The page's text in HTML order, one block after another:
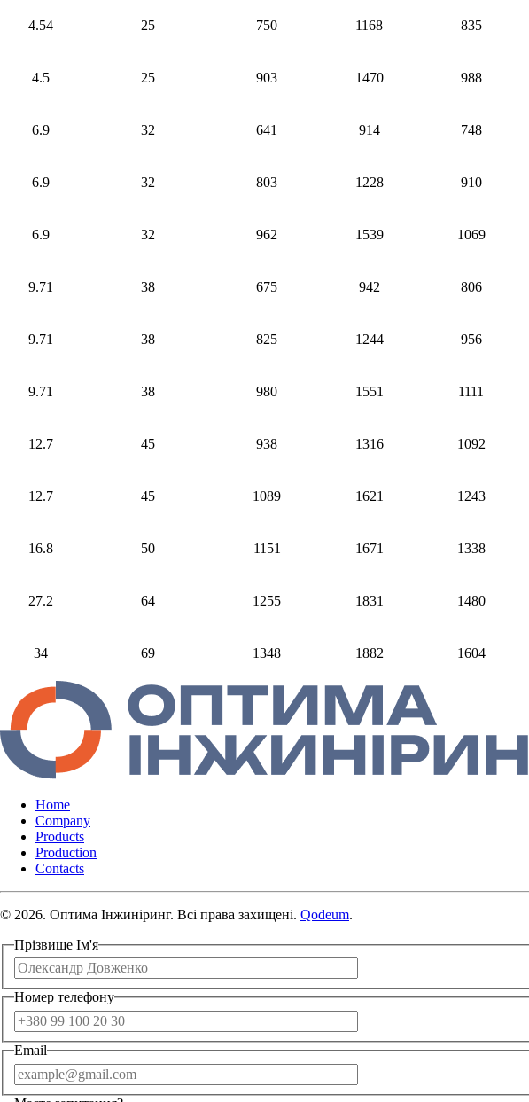
4.54 25 750 1168 835
4.5 25 903 1470 988
6.9 32 641 914 748
6.9 32 803 1228 910
6.9 32 962 1539 1069
9.71 38 675 942 806
9.71 38 825 1244 956
9.71 38 980 1551 1111
12.7 45 938 1316 1092
12.7 45 1089 1621 1243
16.8 50 1151 1671 1338
27.2 64 1255 1831 1480
34 69 1348 1882 1604
Home
Company
Products
Production
Contacts
© 2026. Оптима Інжиніринг. Всі права захищені. Qodeum.
Прізвище Ім'я
Номер телефону
Email